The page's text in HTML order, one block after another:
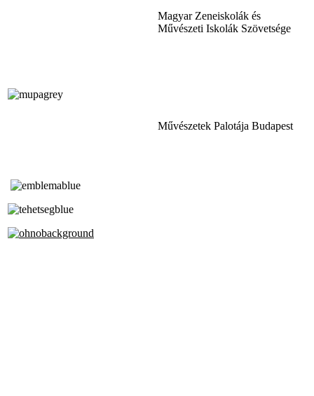
Magyar Zeneiskolák és
Művészeti Iskolák Szövetsége
Művészetek Palotája Budapest